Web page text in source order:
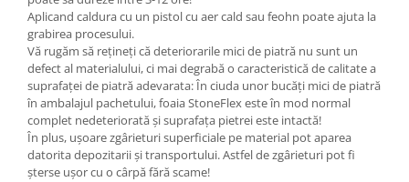
Aplicand caldura cu un pistol cu aer cald sau feohn poate ajuta la
grabirea procesului.
Vă rugăm să rețineți că deteriorarile mici de piatră nu sunt un
defect al materialului, ci mai degrabă o caracteristică de calitate a
suprafaței de piatră adevarata: În ciuda unor bucăți mici de piatră
în ambalajul pachetului, foaia StoneFlex este în mod normal
complet nedeteriorată și suprafața pietrei este intactă!
În plus, ușoare zgârieturi superficiale pe material pot aparea
datorita depozitarii și transportului. Astfel de zgârieturi pot fi
șterse ușor cu o cârpă fără scame!